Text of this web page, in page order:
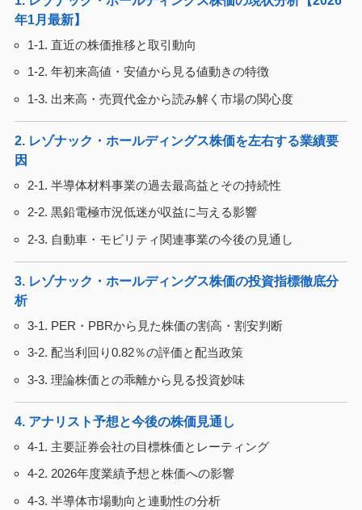
年1月最新】
1-1. 直近の株価推移と取引動向
1-2. 年初来高値・安値から見る値動きの特徴
1-3. 出来高・売買代金から読み解く市場の関心度
2. レゾナック・ホールディングス株価を左右する業績要
因
2-1. 半導体材料事業の過去最高益とその持続性
2-2. 黒鉛電極市況低迷が収益に与える影響
2-3. 自動車・モビリティ関連事業の今後の見通し
3. レゾナック・ホールディングス株価の投資指標徹底分
析
3-1. PER・PBRから見た株価の割高・割安判断
3-2. 配当利回り0.82％の評価と配当政策
3-3. 理論株価との乖離から見る投資妙味
4. アナリスト予想と今後の株価見通し
4-1. 主要証券会社の目標株価とレーティング
4-2. 2026年度業績予想と株価への影響
4-3. 半導体市場動向と連動性の分析